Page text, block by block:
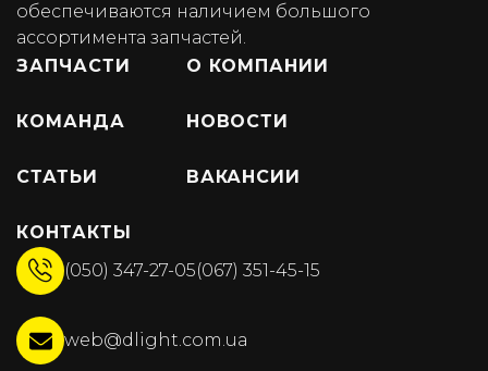
обеспечиваются наличием большого
ассортимента запчастей.
ЗАПЧАСТИ
О КОМПАНИИ
КОМАНДА НОВОСТИ
СТАТЬИ ВАКАНСИИ
КОНТАКТЫ
(050) 347-27-05(067) 351-45-15
web@dlight.com.ua